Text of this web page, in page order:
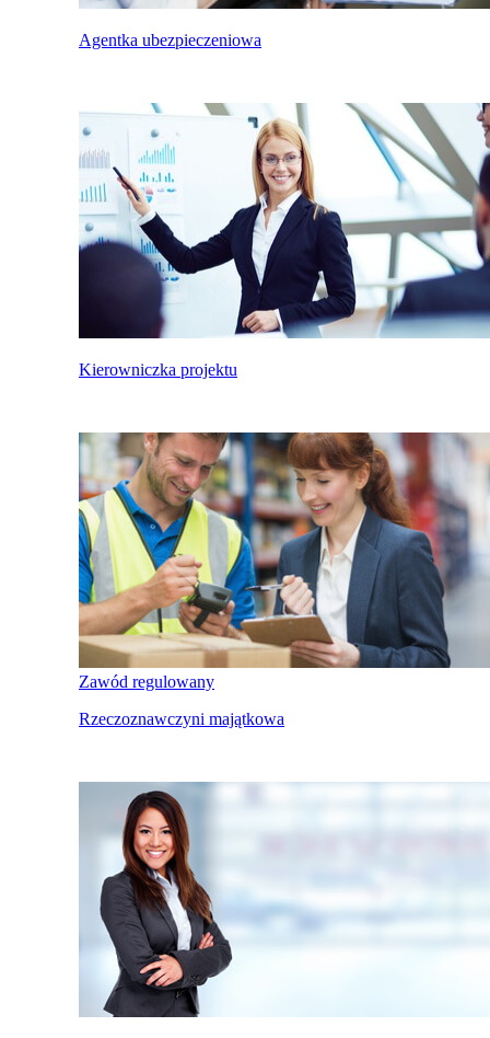
Agentka ubezpieczeniowa
Kierowniczka projektu
Zawód regulowany
Rzeczoznawczyni majątkowa